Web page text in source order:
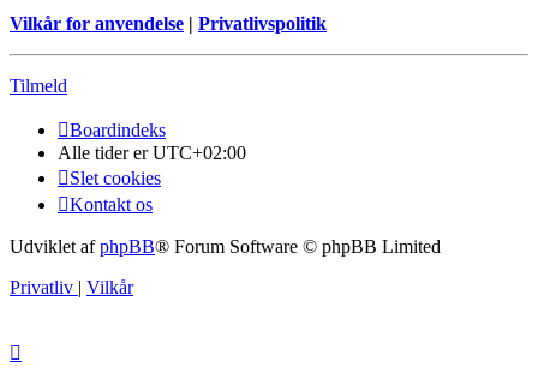
Vilkår for anvendelse | Privatlivspolitik
Tilmeld
Boardindeks
Alle tider erUTC+02:00
Slet cookies
Kontakt os
Udviklet afphpBB® Forum Software © phpBB Limited
Privatliv | Vilkår